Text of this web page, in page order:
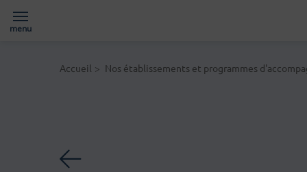
menu
Accueil
Page d'accueil du site
> Nos établissements et programmes